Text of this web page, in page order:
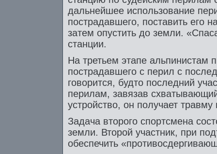
дальнейшее использование
пострадавшего, поставить его
затем опустить до земли.
станции.
На третьем этапе альпинистам
пострадавшего с перил с
говорится, будто последний
перилам, завязав
устройство, он получает
Задача второго спортсмена
земли. Второй участник, при
обеспечить